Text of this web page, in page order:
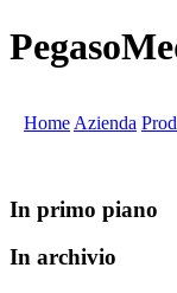
Home Azienda
In primo piano
In archivio